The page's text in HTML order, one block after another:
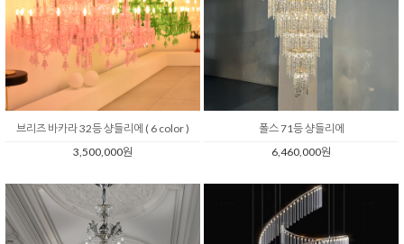
브리즈 바카라 32등 샹들리에 ( 6 color )
3,500,000원
폴스 71등 샹들리에
6,460,000원